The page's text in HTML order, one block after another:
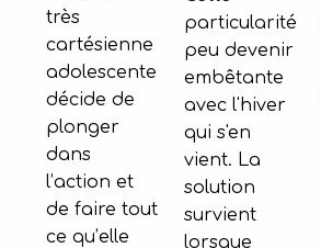
très
cartésienne
adolescente
décide de
plonger
dans
l’action et
de faire tout
ce qu’elle
particularité
peu devenir
embêtante
avec l'hiver
qui s'en
vient. La
solution
survient
lorsque